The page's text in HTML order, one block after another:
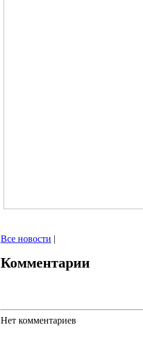
Все новости |
Комментарии
Нет комментариев